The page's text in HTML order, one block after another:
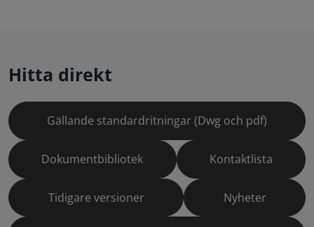
Hitta direkt
Gällande standardritningar (Dwg och pdf)
Dokumentbibliotek Kontaktlista
Tidigare versioner Nyheter